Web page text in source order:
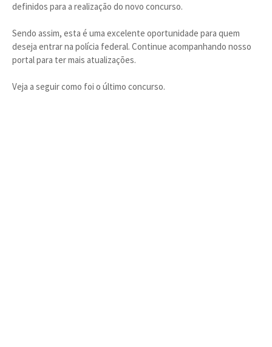
definidos para a realização do novo concurso.
Sendo assim, esta é uma excelente oportunidade para quem
deseja entrar na polícia federal. Continue acompanhando nosso
portal para ter mais atualizações.
Veja a seguir como foi o último concurso.